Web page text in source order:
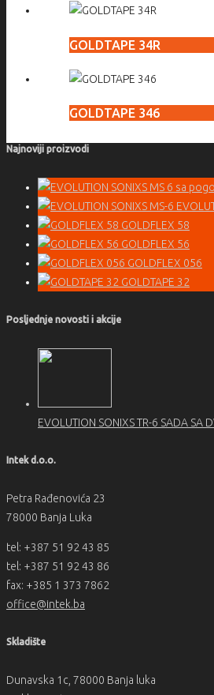
GOLDTAPE 34R
GOLDTAPE 346
Najnoviji proizvodi
GOLDFLEX 58
GOLDFLEX 56
GOLDFLEX 056
GOLDTAPE 32
Posljednje novosti i akcije
EVOLUTION SONIXS TR-6 SADA SA
Intek d.o.o.
Petra Rađenovića 23
78000 Banja Luka
tel: +387 51 92 43 85
tel: +387 51 92 43 86
fax: +385 1 373 7862
office@intek.ba
Skladište
Dunavska 1c, 78000 Banja luka